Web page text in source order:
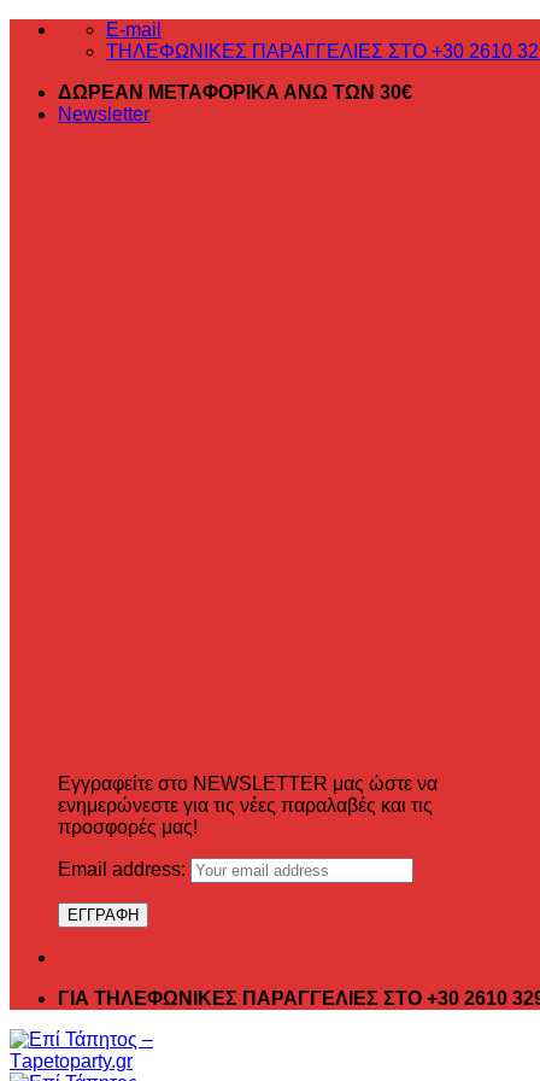
Μετάβαση
E-mail
ΤΗΛΕΦΩΝΙΚΕΣ ΠΑΡΑΓΓΕΛΙΕΣ ΣΤΟ +30 2610
ΔΩΡΕΑΝ ΜΕΤΑΦΟΡΙΚΑ ΑΝΩ ΤΩΝ 30€
Newsletter
Εγγραφείτε στο NEWSLETTER μας ώστε να
ενημερώνεστε για τις νέες παραλαβές και τις
προσφορές μας!
Email address:
ΓΙΑ ΤΗΛΕΦΩΝΙΚΕΣ ΠΑΡΑΓΓΕΛΙΕΣ ΣΤΟ +30 2610